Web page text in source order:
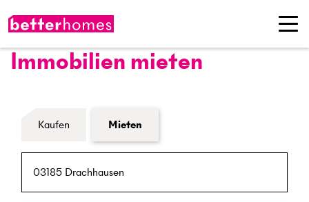
Immobilien mieten
Formular Immobiliensuche
Kaufen Mieten
Umkreis